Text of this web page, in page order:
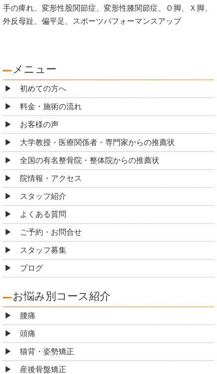
手の痺れ、変形性股関節症、変形性膝関節症、Ｏ脚、Ｘ脚、
外反母趾、偏平足、スポーツパフォーマンスアップ
メニュー
初めての方へ
料金・施術の流れ
お客様の声
大学教授・医療関係者・専門家からの推薦状
全国の有名整骨院・整体院からの推薦状
院情報・アクセス
スタッフ紹介
よくある質問
ご予約・お問合せ
スタッフ募集
ブログ
お悩み別コース紹介
腰痛
頭痛
猫背・姿勢矯正
産後骨盤矯正